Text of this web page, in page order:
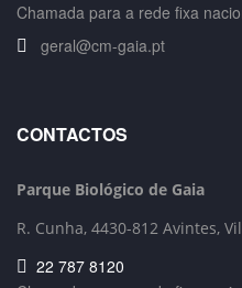
Chamada para a rede fixa
geral@cm-gaia.pt
CONTACTOS
Parque Biológico de Gaia
R. Cunha, 4430-812 Avintes,
22 787 8120